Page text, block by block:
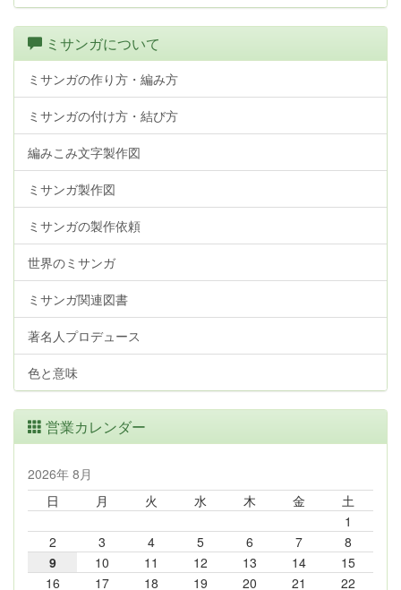
ミサンガについて
ミサンガの作り方・編み方
ミサンガの付け方・結び方
編みこみ文字製作図
ミサンガ製作図
ミサンガの製作依頼
世界のミサンガ
ミサンガ関連図書
著名人プロデュース
色と意味
営業カレンダー
2026年 8月
日
月 火 水 木 金
土
1
2
3 4 5 6 7
8
9
10 11 12 13 14
15
16
17 18 19 20 21 22